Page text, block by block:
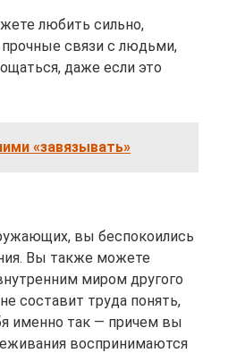
любить сильно,
прочные связи с людьми,
даже если это
«завязывать»
вы беспокоились
Вы также можете
миром другого
составит труда понять,
именно так — причем вы
воспринимаются